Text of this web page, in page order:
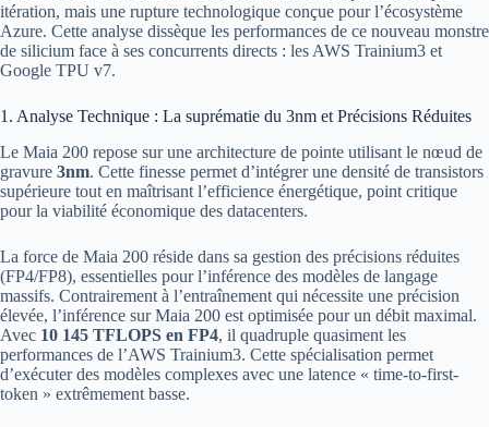
itération, mais une rupture technologique conçue pour l’écosystème
Azure. Cette analyse dissèque les performances de ce nouveau monstre
de silicium face à ses concurrents directs : les AWS Trainium3 et
Google TPU v7.
1. Analyse Technique : La suprématie du 3nm et Précisions Réduites
Le Maia 200 repose sur une architecture de pointe utilisant le nœud de
gravure 3nm. Cette finesse permet d’intégrer une densité de transistors
supérieure tout en maîtrisant l’efficience énergétique, point critique
pour la viabilité économique des datacenters.
La force de Maia 200 réside dans sa gestion des précisions réduites
(FP4/FP8), essentielles pour l’inférence des modèles de langage
massifs. Contrairement à l’entraînement qui nécessite une précision
élevée, l’inférence sur Maia 200 est optimisée pour un débit maximal.
Avec 10 145 TFLOPS en FP4, il quadruple quasiment les
performances de l’AWS Trainium3. Cette spécialisation permet
d’exécuter des modèles complexes avec une latence « time-to-first-
token » extrêmement basse.